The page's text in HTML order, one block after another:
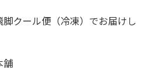
クール便（冷凍）でお届けし
舗